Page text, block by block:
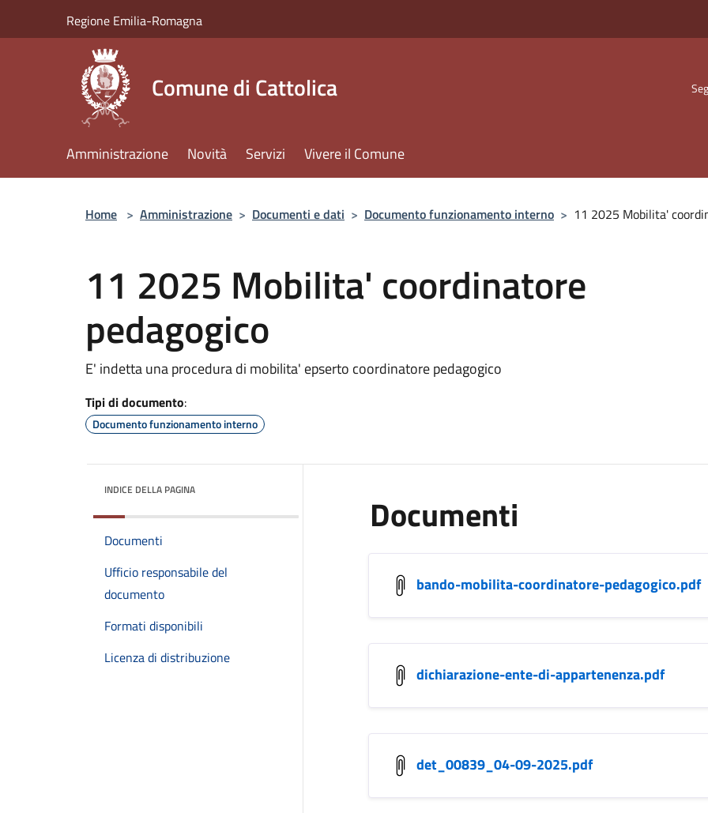
Regione Emilia-Romagna
Comune di Cattolica
Amministrazione Novità Servizi Vivere il Comune
Home > Amministrazione > Documenti e dati > Documento funzionamento interno > 11 2025 Mobilita'
11 2025 Mobilita' coordinatore
pedagogico
E' indetta una procedura di mobilita' epserto coordinatore pedagogico
Tipi di documento:
Documento funzionamento interno
INDICE DELLA PAGINA
Documenti
Ufficio responsabile del
documento
Formati disponibili
Licenza di distribuzione
Documenti
bando-mobilita-coordinatore-pedagogico.pdf
dichiarazione-ente-di-appartenenza.pdf
det_00839_04-09-2025.pdf